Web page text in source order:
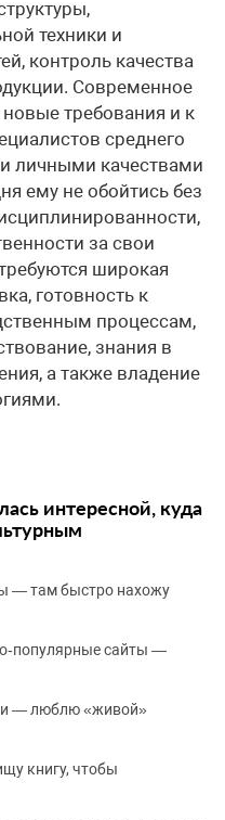
техники и
контроль качества
Современное
требования и к
среднего
личными качествами
ему не обойтись без
за свои
широкая
готовность к
процессам,
знания в
а также владение
интересной, куда
— там быстро нахожу
сайты —
— люблю «живой»
книгу, чтобы